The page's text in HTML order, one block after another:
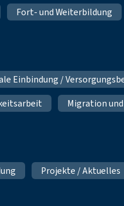
Fort- und Weiterbildung
Einbindung /
Migration
Projekte / Aktuelles